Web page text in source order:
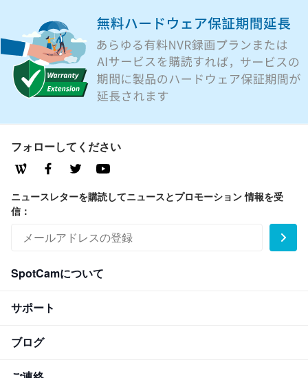
フォローしてください
ニュースレターを購読してニュースとプロモーション 情報を受
信：
SpotCamについて
サポート
ブログ